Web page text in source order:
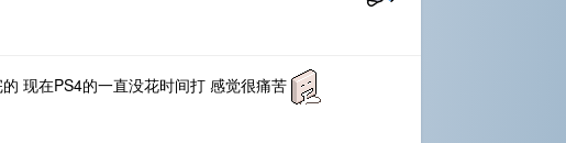
现在PS4的一直没花时间打 感觉很痛苦